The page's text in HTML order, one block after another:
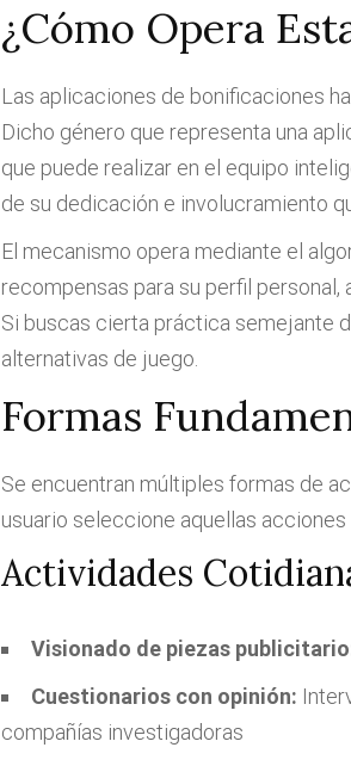
¿Cómo Opera
Las aplicaciones de bonificaciones
Dicho género que representa una
que puede realizar en el equipo
de su dedicación e involucramiento
El mecanismo opera mediante el
recompensas para su perfil
Si buscas cierta práctica semejante
alternativas de juego.
Formas
Se encuentran múltiples formas de
usuario seleccione aquellas
Actividades
Visionado de piezas
Cuestionarios con opinión:
compañías investigadoras